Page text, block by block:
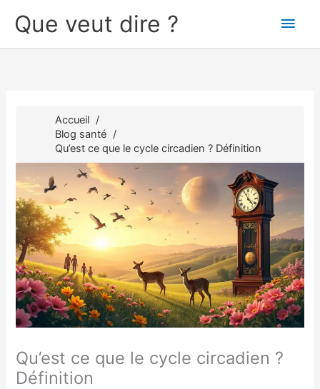
Que veut dire ?
Accueil
Blog santé
Qu’est ce que le cycle circadien ? Définition
Qu’est ce que le cycle circadien ?
Définition